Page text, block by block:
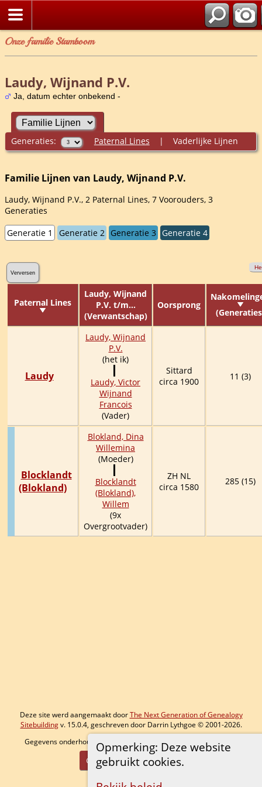
Onze familie Stamboom
Opmerking: Deze website
gebruikt cookies.
Laudy, Wijnand P.V.
Ja, datum echter onbekend -
Generaties: Paternal Lines | Vaderlijke Lijnen
Familie Lijnen van Laudy, Wijnand P.V.
Laudy, Wijnand P.V., 2 Paternal Lines, 7 Voorouders, 3
Generaties
Generatie 1
Generatie 2 Generatie 3 Generatie 4
Verversen
Paternal Lines
Laudy, Wijnand
P.V. t/m...
(Verwantschap)
Oorsprong
Laudy
Laudy, Wijnand
P.V.
(het ik)
Laudy, Victor
Wijnand
Francois
(Vader)
Sittard
circa 1900
11 (3)
Blocklandt
(Blokland)
Blokland, Dina
Willemina
(Moeder)
Blocklandt
(Blokland),
Willem
(9x
Overgrootvader)
ZH NL
circa 1580
285 (15)
Deze site werd aangemaakt doorThe Next Generation of Genealogy
Sitebuildingv. 15.0.4, geschreven door Darrin Lythgoe © 2001-2026.
Gegevens onderhouden door
Bram . | Data Beschermings Beleid
Ga naar standaard site